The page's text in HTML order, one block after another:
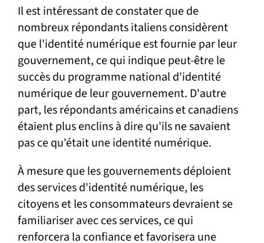
Il est intéressant de constater que de
nombreux répondants italiens considèrent
que l'identité numérique est fournie par leur
gouvernement, ce qui indique peut-être le
succès du programme national d'identité
numérique de leur gouvernement. D'autre
part, les répondants américains et canadiens
étaient plus enclins à dire qu'ils ne savaient
pas ce qu'était une identité numérique.
À mesure que les gouvernements déploient
des services d'identité numérique, les
citoyens et les consommateurs devraient se
familiariser avec ces services, ce qui
renforcera la confiance et favorisera une